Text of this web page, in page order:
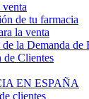
de tu farmacia
la venta
la Demanda de
de Clientes
EN ESPAÑA
clientes